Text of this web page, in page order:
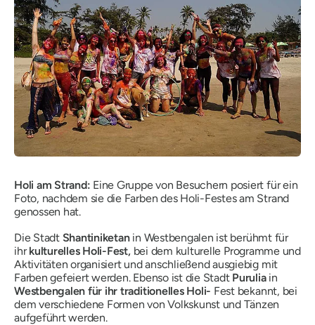
Holi am Strand: Eine Gruppe von Besuchern posiert für ein
Foto, nachdem sie die Farben des Holi-Festes am Strand
genossen hat.
Die Stadt Shantiniketanin Westbengalen ist berühmt für
ihrkulturelles Holi-Fest,bei dem kulturelle Programme und
Aktivitäten organisiert und anschließend ausgiebig mit
Farben gefeiert werden. Ebenso ist die Stadt Puruliain
Westbengalen für ihr traditionelles Holi- Fest bekannt, bei
dem verschiedene Formen von Volkskunst und Tänzen
aufgeführt werden.